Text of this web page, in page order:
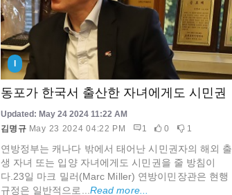
동포가 한국서 출산한 자녀에게도 시민권
Updated: May 24 2024 11:22 AM
김명규 May 23 2024 04:22 PM 1 0 1
연방정부는 캐나다 밖에서 태어난 시민권자의 해외 출
생 자녀 또는 입양 자녀에게도 시민권을 줄 방침이
다.23일 마크 밀러(Marc Miller) 연방이민장관은 현행
규정은 일반적으로... Read more...